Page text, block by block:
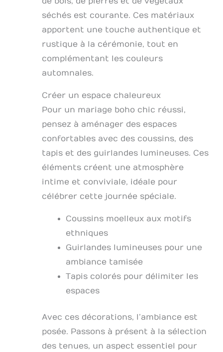
séchés est courante. Ces matériaux
apportent une touche authentique et
rustique à la cérémonie, tout en
complémentant les couleurs
automnales.
Créer un espace chaleureux
Pour un mariage boho chic réussi,
pensez à aménager des espaces
confortables avec des coussins, des
tapis et des guirlandes lumineuses. Ces
éléments créent une atmosphère
intime et conviviale, idéale pour
célébrer cette journée spéciale.
Coussins moelleux aux motifs
ethniques
Guirlandes lumineuses pour une
ambiance tamisée
Tapis colorés pour délimiter les
espaces
Avec ces décorations, l’ambiance est
posée. Passons à présent à la sélection
des tenues, un aspect essentiel pour